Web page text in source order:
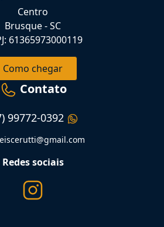
Centro
Brusque - SC
61365973000119
Como chegar
Contato
99772-0392
Redes sociais